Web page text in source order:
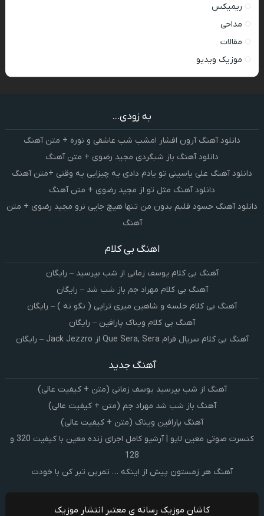
ریمیکس
مداحی
مقالات
موزیک ویدیو
به زودی...
دانلود آهنگ آرون افشار امشب شب عاشقی و نوره + متن آهنگ
دانلود آهنگ باز شبگردی مجید رضوی + متن آهنگ
دانلود آهنگ علی یاسینی تو یادم دادی یه چیزایی یه وقتی +متن آهنگ
دانلود آهنگ مثل تو از مجید رضوی + متن آهنگ
دانلود آهنگ حسود قلبم بدون من تنها هیچ جایی نرو مجید رضوی + متن
آهنگ
اهنگ بی کلام
آهنگ بی کلام یوسف زمانی از شب بپرسید – رایگان
آهنگ بی کلام مهراد جم باز شب شد – رایگان
آهنگ بی کلام خلسه و شاهین میری تراپی ( نگو نه ) – رایگان
آهنگ بی کلام ویناک پارافین – رایگان
آهنگ بی کلام سریال فرام Que Sera, Sera از Jack Jezzro – رایگان
آهنگ جدید
آهنگ از شب بپرسید یوسف زمانی (متن + کیفیت عالی)
آهنگ باز شب شد مهراد جم (متن + کیفیت عالی)
آهنگ پارافین ویناک (متن + کیفیت عالی)
کنسرت صوتی معین لایو | آرشیو کامل اجرای زنده معین با کیفیت 320 و
128
آهنگ هر زمستون پیش از اینکه … تمرین تبر کن با خودت
کاشان موزیک رسانه ی معتبر انتشار موزیک